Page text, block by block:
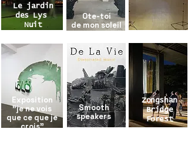
Le jardin
des Lys
Nuit
Ote-toi
de mon soleil
Exposition
"je ne vois
que ce que je
crois"
Smooth
speakers
Zongshan
Bridge
Forest